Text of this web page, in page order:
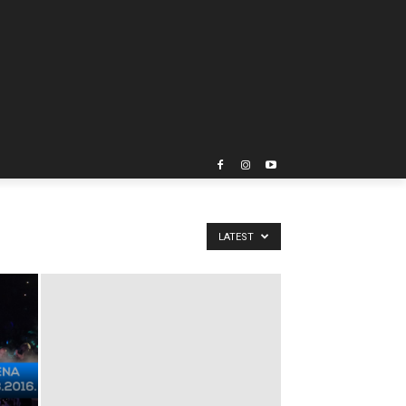
LATEST